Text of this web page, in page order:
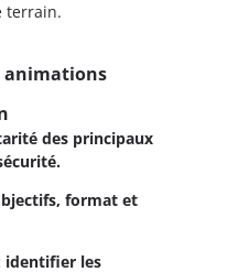
terrain.
animations
des principaux
format et
identifier les